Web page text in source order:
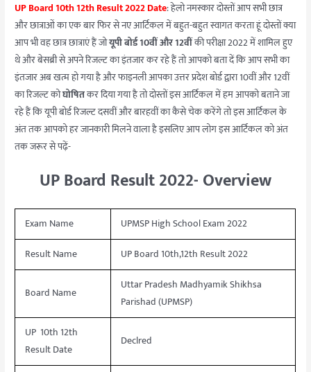
UP Board 10th 12th Result 2022 Date: हेलो नमस्कार दोस्तों आप सभी छात्र
और छात्राओं का एक बार फिर से नए आर्टिकल में बहुत-बहुत स्वागत करता हूं दोस्तों क्या
आप भी वह छात्र छात्राएं हैं जोयूपी बोर्ड 10वीं और 12वींकी परीक्षा 2022 में शामिल हुए
थे और बेसब्री से अपने रिजल्ट का इंतजार कर रहे हैं तो आपको बता दें कि आप सभी का
इंतजार अब खत्म हो गया है और फाइनली आपका उत्तर प्रदेश बोर्ड द्वारा 10वीं और 12वीं
का रिजल्ट कोघोषितकर दिया गया है तो दोस्तों इस आर्टिकल में हम आपको बताने जा
रहे हैं कि यूपी बोर्ड रिजल्ट दसवीं और बारहवीं का कैसे चेक करेंगे तो इस आर्टिकल के
अंत तक आपको हर जानकारी मिलने वाला है इसलिए आप लोग इस आर्टिकल को अंत
तक जरूर से पढ़ें-
UP Board Result 2022- Overview
Exam Name
UPMSP High School Exam 2022
Result Name
UP Board 10th,12th Result 2022
Board Name
Uttar Pradesh Madhyamik Shikhsa
Parishad (UPMSP)
UP 10th 12th
Result Date
Declred
से
चेक
करें
रिजल्ट